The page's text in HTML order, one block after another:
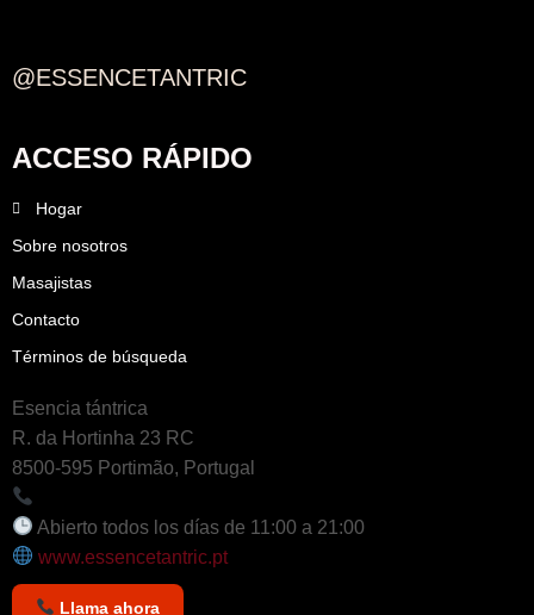
@ESSENCETANTRIC
ACCESO RÁPIDO
Hogar
Sobre nosotros
Masajistas
Contacto
Términos de búsqueda
Esencia tántrica
R. da Hortinha 23 RC
8500-595 Portimão, Portugal
Abierto todos los días de 11:00 a 21:00
www.essencetantric.pt
Llama ahora